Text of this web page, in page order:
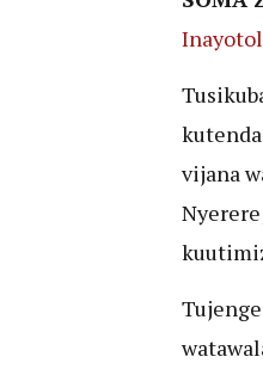
vijana